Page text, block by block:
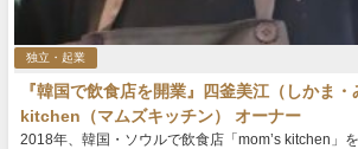
独立・起業
『韓国で飲食店を開業』四釜美江（しかま・
kitchen（マムズキッチン） オーナー
2018年、韓国・ソウルで飲食店「mom’s kitchen」